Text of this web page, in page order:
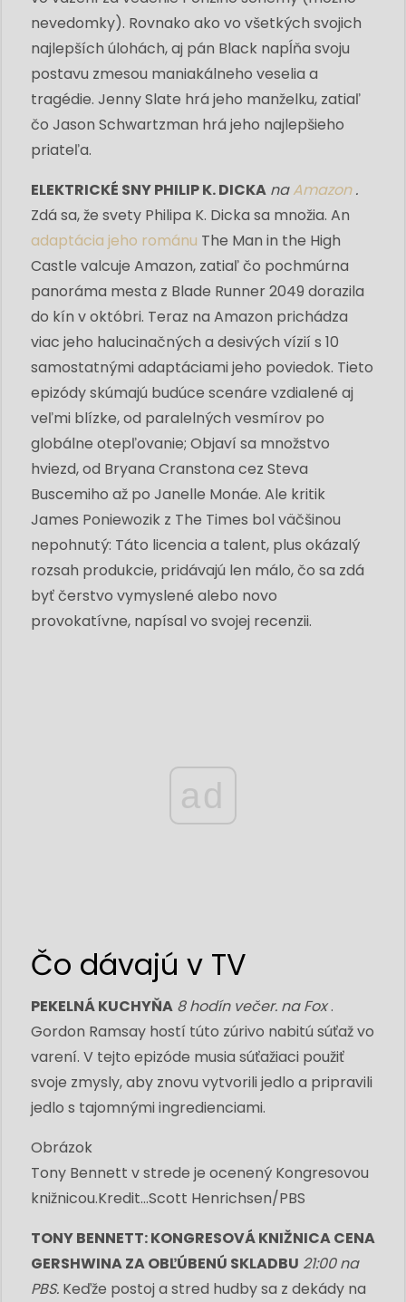
nevedomky). Rovnako ako vo všetkých svojich
najlepších úlohách, aj pán Black napĺňa svoju
postavu zmesou maniakálneho veselia a
tragédie. Jenny Slate hrá jeho manželku, zatiaľ
čo Jason Schwartzman hrá jeho najlepšieho
priateľa.
ELEKTRICKÉ SNY PHILIP K. DICKA na Amazon .
Zdá sa, že svety Philipa K. Dicka sa množia. An
adaptácia jeho románu The Man in the High
Castle valcuje Amazon, zatiaľ čo pochmúrna
panoráma mesta z Blade Runner 2049 dorazila
do kín v októbri. Teraz na Amazon prichádza
viac jeho halucinačných a desivých vízií s 10
samostatnými adaptáciami jeho poviedok. Tieto
epizódy skúmajú budúce scenáre vzdialené aj
veľmi blízke, od paralelných vesmírov po
globálne otepľovanie; Objaví sa množstvo
hviezd, od Bryana Cranstona cez Steva
Buscemiho až po Janelle Monáe. Ale kritik
James Poniewozik z The Times bol väčšinou
nepohnutý: Táto licencia a talent, plus okázalý
rozsah produkcie, pridávajú len málo, čo sa zdá
byť čerstvo vymyslené alebo novo
provokatívne, napísal vo svojej recenzii.
ad
Čo dávajú v TV
PEKELNÁ KUCHYŇA 8 hodín večer. na Fox.
Gordon Ramsay hostí túto zúrivo nabitú súťaž vo
varení. V tejto epizóde musia súťažiaci použiť
svoje zmysly, aby znovu vytvorili jedlo a pripravili
jedlo s tajomnými ingredienciami.
Obrázok
Tony Bennett v strede je ocenený Kongresovou
knižnicou.Kredit...Scott Henrichsen/PBS
TONY BENNETT: KONGRESOVÁ KNIŽNICA CENA
GERSHWINA ZA OBĽÚBENÚ SKLADBU 21:00 na
PBS. Keďže postoj a stred hudby sa z dekády na